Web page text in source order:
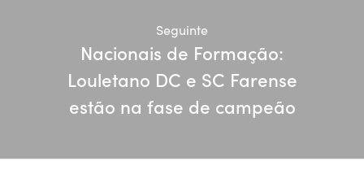
Seguinte
Nacionais de Formação:
Louletano DC e SC Farense
estão na fase de campeão